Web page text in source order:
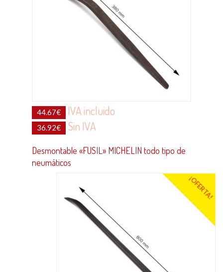
44.67€ IVA incluido
36.92€ Sin IVA
Desmontable «FUSIL» MICHELIN todo tipo de
neumáticos
¡OFERTA!